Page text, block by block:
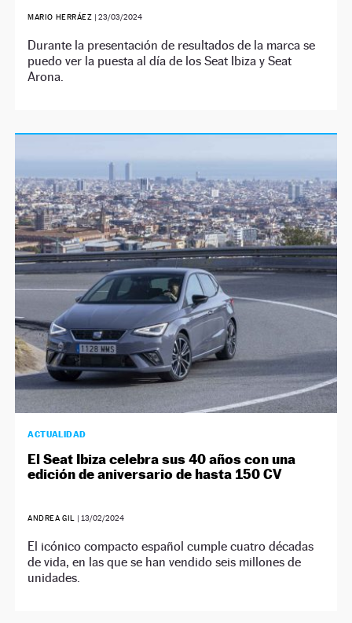
MARIO HERRÁEZ | 23/03/2024
Durante la presentación de resultados de la marca se
puedo ver la puesta al día de los Seat Ibiza y Seat
Arona.
ACTUALIDAD
El Seat Ibiza celebra sus 40 años con una
edición de aniversario de hasta 150 CV
ANDREA GIL | 13/02/2024
El icónico compacto español cumple cuatro décadas
de vida, en las que se han vendido seis millones de
unidades.